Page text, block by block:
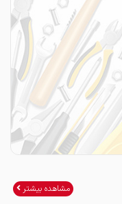
مشاهده بیشتر